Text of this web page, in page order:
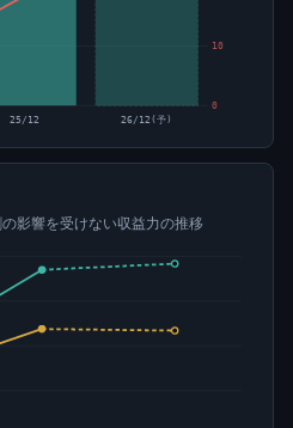
0
10
25/12 26/12(予)
影響を受けない収益力の推移